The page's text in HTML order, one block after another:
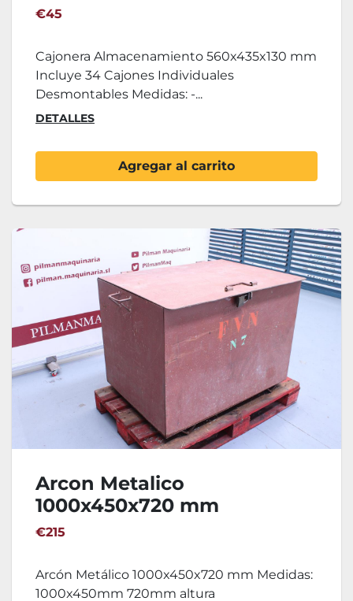
€45
Cajonera Almacenamiento 560x435x130 mm
Incluye 34 Cajones Individuales
Desmontables Medidas: -...
DETALLES
Agregar al carrito
Arcon Metalico
1000x450x720 mm
€215
Arcón Metálico 1000x450x720 mm Medidas:
1000x450mm 720mm altura